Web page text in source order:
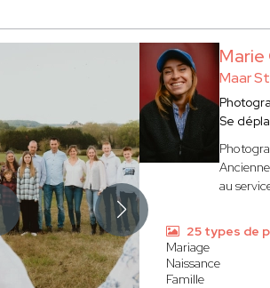
Marie
Maar
Se
au
25 types de
Mariage
Naissance
Famille